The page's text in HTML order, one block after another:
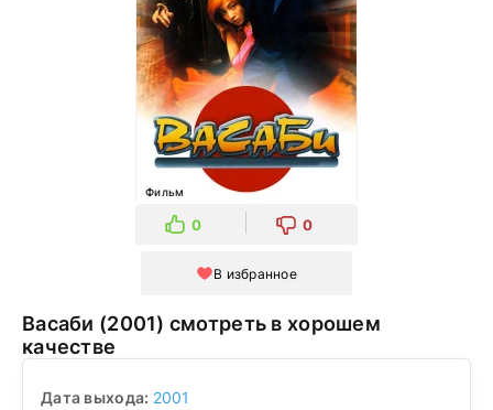
Фильм
0 0
В избранное
Васаби (2001) смотреть в хорошем
качестве
Дата выхода: 2001